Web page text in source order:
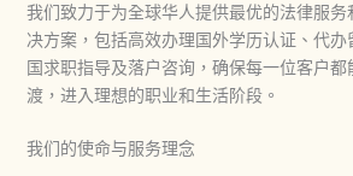
我们致力于为全球华人提供最优的法律服
决方案，包括高效办理国外学历认证、代
国求职指导及落户咨询，确保每一位客户都
渡，进入理想的职业和生活阶段。
我们的使命与服务理念